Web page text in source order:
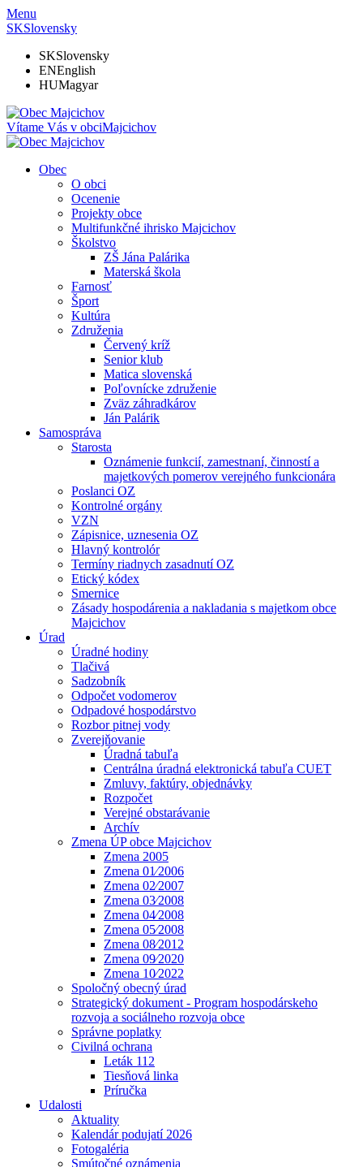
Menu
SKSlovensky
SKSlovensky
ENEnglish
HUMagyar
Vítame Vás v obciMajcichov
Obec
O obci
Ocenenie
Projekty obce
Multifunkčné ihrisko Majcichov
Školstvo
ZŠ Jána Palárika
Materská škola
Farnosť
Šport
Kultúra
Združenia
Červený kríž
Senior klub
Matica slovenská
Poľovnícke združenie
Zväz záhradkárov
Ján Palárik
Samospráva
Starosta
Oznámenie funkcií, zamestnaní, činností a
majetkových pomerov verejného funkcionára
Poslanci OZ
Kontrolné orgány
VZN
Zápisnice, uznesenia OZ
Hlavný kontrolór
Termíny riadnych zasadnutí OZ
Etický kódex
Smernice
Zásady hospodárenia a nakladania s majetkom obce
Majcichov
Úrad
Úradné hodiny
Tlačivá
Sadzobník
Odpočet vodomerov
Odpadové hospodárstvo
Rozbor pitnej vody
Zverejňovanie
Úradná tabuľa
Centrálna úradná elektronická tabuľa CUET
Zmluvy, faktúry, objednávky
Rozpočet
Verejné obstarávanie
Archív
Zmena ÚP obce Majcichov
Zmena 2005
Zmena 01⁄2006
Zmena 02⁄2007
Zmena 03⁄2008
Zmena 04⁄2008
Zmena 05⁄2008
Zmena 08⁄2012
Zmena 09⁄2020
Zmena 10⁄2022
Spoločný obecný úrad
Strategický dokument - Program hospodárskeho
rozvoja a sociálneho rozvoja obce
Správne poplatky
Civilná ochrana
Leták 112
Tiesňová linka
Príručka
Udalosti
Aktuality
Kalendár podujatí 2026
Fotogaléria
Smútočné oznámenia